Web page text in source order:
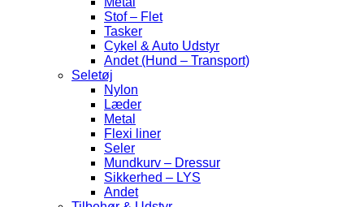
Stof – Flet
Tasker
Cykel & Auto Udstyr
Andet (Hund – Transport)
Seletøj
Nylon
Læder
Metal
Flexi liner
Seler
Mundkurv – Dressur
Sikkerhed – LYS
Andet